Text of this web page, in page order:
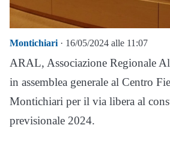
Montichiari · 16/05/2024 alle 11:07
ARAL, Associazione Regionale
in assemblea generale al Centro
Montichiari per il via libera al
previsionale 2024.